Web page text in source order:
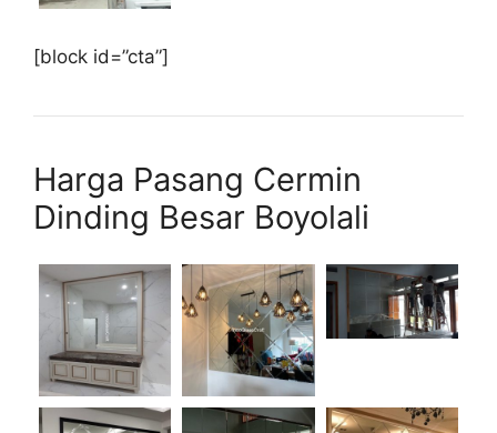
[block id=”cta”]
Harga Pasang Cermin
Dinding Besar Boyolali